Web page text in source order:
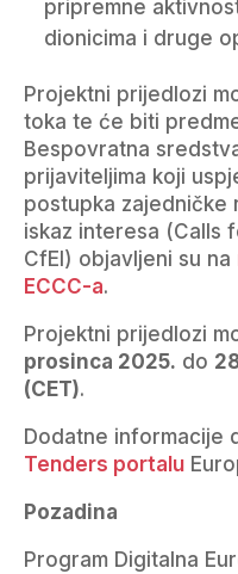
pripremne
dionicima i druge
Projektni prijedlozi
toka te će biti
Bespovratna
prijaviteljima koji
postupka zajedničke
iskaz interesa (Calls
CfEI) objavljeni su na
ECCC-a.
Projektni prijedlozi
prosinca 2025. do
(CET).
Dodatne informacije
Tenders portalu
Pozadina
Program Digitalna